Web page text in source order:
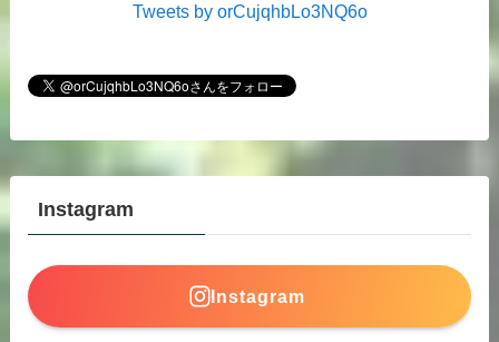
Tweets by orCujqhbLo3NQ6o
Instagram
Instagram